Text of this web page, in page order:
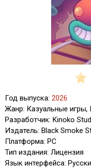
Год выпуска: 2026
Жанр: Казуальные игры,
Разработчик: Kinoko
Издатель: Black Smoke
Платформа: PC
Тип издания: Лицензия
Язык интерфейса: